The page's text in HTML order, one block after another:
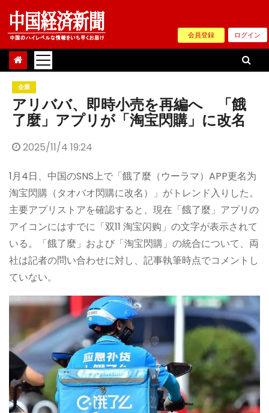
Skip
content
会員登録 ログイン
企業
アリババ、即時小売を再編へ 「餓
了麼」アプリが「淘宝閃購」に改名
2025/11/4 19:24
1月4日、中国のSNS上で「餓了麼（ウーラマ）APP更名为
淘宝閃購（タオバオ閃購に改名）」がトレンド入りした。
主要アプリストアを確認すると、現在「餓了麼」アプリの
アイコンにはすでに「双11 淘宝闪购」の文字が表示されて
いる。「餓了麼」および「淘宝閃購」の統合について、両
社は記者の問い合わせに対し、記事執筆時点でコメントし
ていない。